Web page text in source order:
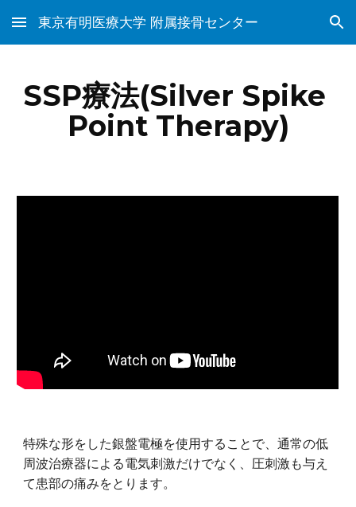
Skip to main content Skip to navigation
東京有明医療大学 附属接骨センター
SSP療法(Silver Spike
Point Therapy)
特殊な形をした銀盤電極を使用することで、通常の低
周波治療器による電気刺激だけでなく、圧刺激も与え
て患部の痛みをとります。